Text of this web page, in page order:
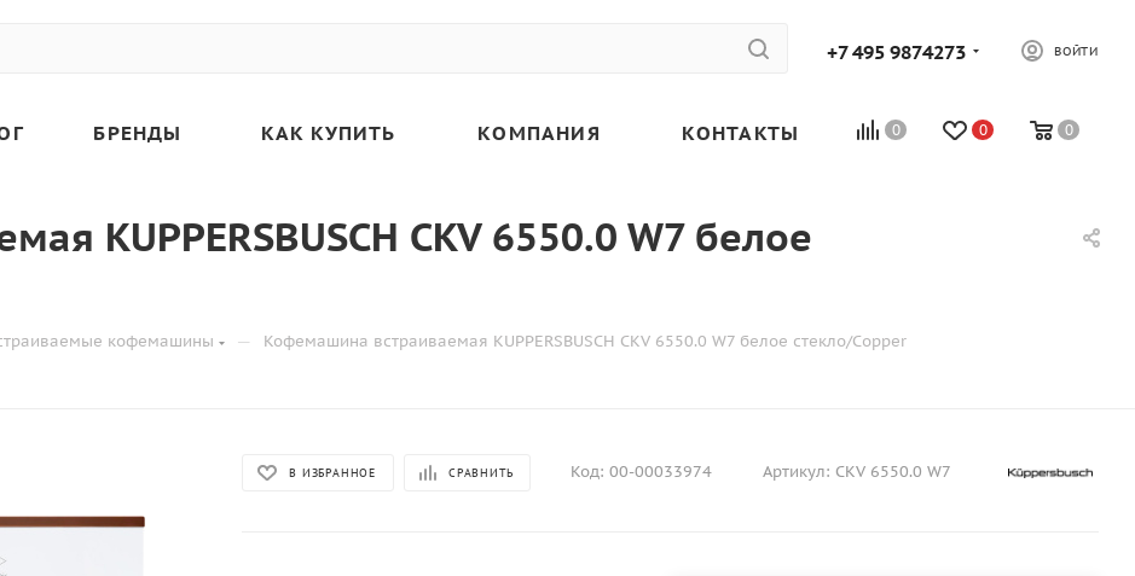
+7 495 9874273 ВОЙТИ
0 0 0
БРЕНДЫ КАК КУПИТЬ КОМПАНИЯ КОНТАКТЫ
KUPPERSBUSCH CKV 6550.0 W7 белое
кофемашины — Кофемашина встраиваемая KUPPERSBUSCH CKV 6550.0 W7 белое стекло/Copper
В ИЗБРАННОЕ СРАВНИТЬ Код: 00-00033974 Артикул: CKV 6550.0 W7